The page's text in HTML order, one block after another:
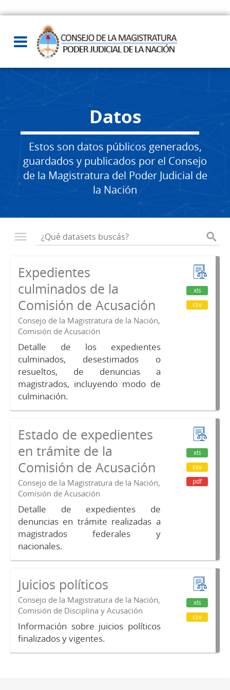
Datos
Estos son datos públicos generados,
guardados y publicados por el Consejo
de la Magistratura del Poder Judicial de
la Nación
Expedientes
culminados de la
Comisión de Acusación
Consejo de la Magistratura de la Nación,
Comisión de Acusación
Detalle de los expedientes
culminados, desestimados o
resueltos, de denuncias a
magistrados, incluyendo modo de
culminación.
xls
csv
Estado de expedientes
en trámite de la
Comisión de Acusación
Consejo de la Magistratura de la Nación,
Comisión de Acusación
Detalle de expedientes de
denuncias en trámite realizadas a
magistrados federales y
nacionales.
xls
csv
pdf
Juicios políticos
Consejo de la Magistratura de la Nación,
Comisión de Disciplina y Acusación
Información sobre juicios políticos
finalizados y vigentes.
xls
csv